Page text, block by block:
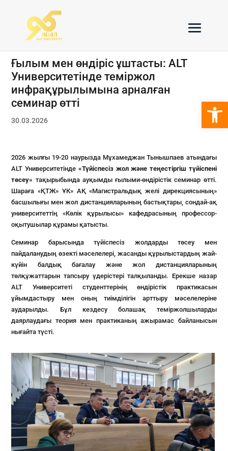
Ғылым мен өндіріс ұштасты: ALT
Университетінде теміржол
инфрақұрылымына арналған
семинар өтті
30.03.2026
2026 жылғы 19-20 наурызда Мұхамеджан Тынышпаев атындағы
ALT Университетінде «Түйіспесіз жол және теңестіргіш түйіспені
төсеу» тақырыбында ауқымды ғылыми-өндірістік семинар өтті.
Шараға «ҚТЖ» ҰК» АҚ «Магистральдық желі дирекциясының»
басшылығы мен жол дистанцияларының бастықтары, сондай-ақ
университеттің «Көлік құрылысы» кафедрасының профессор-
оқытушылар құрамы қатысты.
Семинар барысында түйіспесіз жолдарды төсеу мен
пайдаланудың өзекті мәселелері, жасанды құрылыстардың жай-
күйін балдық бағалау және жол дистанцияларының
төлқұжаттарын тапсыру үдерістері талқыланды. Ерекше назар
ALT Университеті студенттерінің өндірістік практикасын
ұйымдастыру мен оның тиімділігін арттыру мәселелеріне
аударылды. Бұл кездесу болашақ теміржолшыларды
даярлаудағы теория мен практиканың ажырамас байланысын
нығайта түсті.